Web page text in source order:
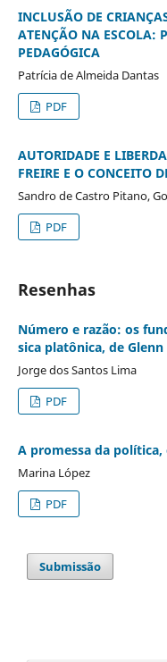
INCLUSÃO DE
ATENÇÃO NA ESCOLA:
PEDAGÓGICA
Patrícia de Almeida Dantas
PDF
AUTORIDADE E
FREIRE E O CONCEITO
Sandro de Castro Pitano,
PDF
Resenhas
Número e razão: os
sica platônica, de Glenn
Jorge dos Santos Lima
PDF
A promessa da
Marina López
PDF
Submissão